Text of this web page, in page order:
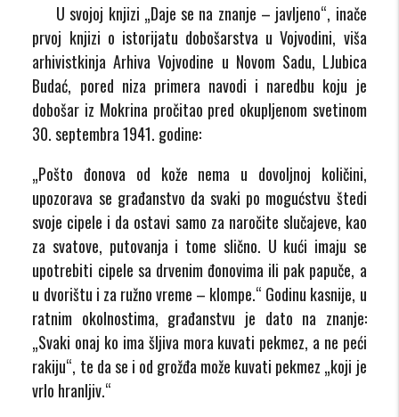
U svojoj knjizi „Daje se na znanje – javljeno“, inače
prvoj knjizi o istorijatu dobošarstva u Vojvodini, viša
arhivistkinja Arhiva Vojvodine u Novom Sadu, LJubica
Budać, pored niza primera navodi i naredbu koju je
dobošar iz Mokrina pročitao pred okupljenom svetinom
30. septembra 1941. godine:
„Pošto đonova od kože nema u dovoljnoj količini,
upozorava se građanstvo da svaki po mogućstvu štedi
svoje cipele i da ostavi samo za naročite slučajeve, kao
za svatove, putovanja i tome slično. U kući imaju se
upotrebiti cipele sa drvenim đonovima ili pak papuče, a
u dvorištu i za ružno vreme – klompe.“ Godinu kasnije, u
ratnim okolnostima, građanstvu je dato na znanje:
„Svaki onaj ko ima šljiva mora kuvati pekmez, a ne peći
rakiju“, te da se i od grožđa može kuvati pekmez „koji je
vrlo hranljiv.“